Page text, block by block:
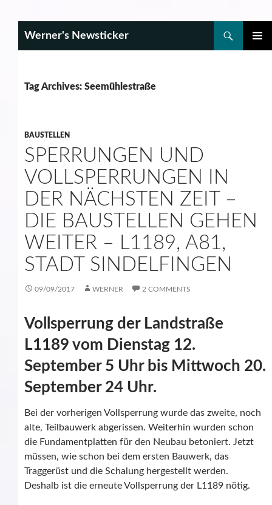
Werner's Newsticker
Tag Archives: Seemühlestraße
BAUSTELLEN
SPERRUNGEN UND
VOLLSPERRUNGEN IN
DER NÄCHSTEN ZEIT –
DIE BAUSTELLEN GEHEN
WEITER – L1189, A81,
STADT SINDELFINGEN
09/09/2017 WERNER 2 COMMENTS
Vollsperrung der Landstraße
L1189 vom Dienstag 12.
September 5 Uhr bis Mittwoch 20.
September 24 Uhr.
Bei der vorherigen Vollsperrung wurde das zweite, noch
alte, Teilbauwerk abgerissen. Weiterhin wurden schon
die Fundamentplatten für den Neubau betoniert. Jetzt
müssen, wie schon bei dem ersten Bauwerk, das
Traggerüst und die Schalung hergestellt werden.
Deshalb ist die erneute Vollsperrung der L1189 nötig.